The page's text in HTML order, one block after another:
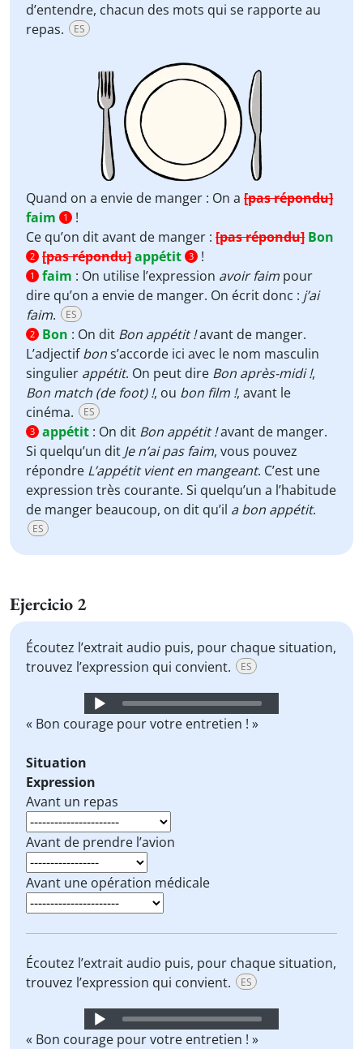
d’entendre, chacun des mots qui se rapporte au
repas.
ES
Quand on a envie de manger : On a [pas répondu]
faim
1
!
Ce qu’on dit avant de manger : [pas répondu] Bon
2 [pas répondu]appétit 3 !
1 faim : On utilise l’expression avoir faim pour
dire qu’on a envie de manger. On écrit donc : j’ai
faim. ES
2 Bon : On dit Bon appétit !avant de manger.
L’adjectifbons’accorde ici avec le nom masculin
singulier appétit. On peut dire Bon après-midi !,
Bon match (de foot) !, ou bon film !, avant le
cinéma.
ES
3 appétit : On dit Bon appétit !avant de manger.
Si quelqu’un dit Je n’ai pas faim, vous pouvez
répondre L’appétit vient en mangeant. C’est une
expression très courante. Si quelqu’un a l’habitude
de manger beaucoup, on dit qu’il a bon appétit.
ES
Ejercicio 2
Écoutez l’extrait audio puis, pour chaque situation,
trouvez l’expression qui convient.
ES
Audio
Player
« Bon courage pour votre entretien ! »
Situation
Expression
Avant un repas
Avant de prendre l’avion
Avant une opération médicale
Écoutez l’extrait audio puis, pour chaque situation,
trouvez l’expression qui convient.
ES
Audio
Player
« Bon courage pour votre entretien ! »